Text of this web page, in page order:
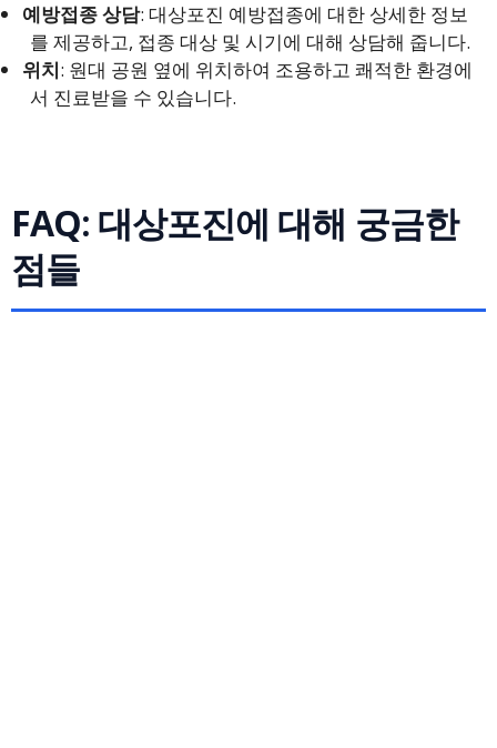
예방접종 상담: 대상포진 예방접종에 대한 상세한 정보
를 제공하고, 접종 대상 및 시기에 대해 상담해 줍니다.
위치: 원대 공원 옆에 위치하여 조용하고 쾌적한 환경에
서 진료받을 수 있습니다.
FAQ: 대상포진에 대해 궁금한
점들